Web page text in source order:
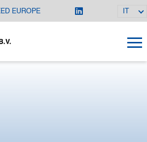
EUROPE